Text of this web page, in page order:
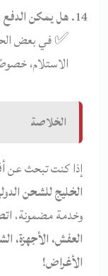
هل يمكن الدفع
✅ في بعض
الاستلام،
الخلاصة
إذا كنت تبحث عن
الخليج للشحن
وخدمة مضمونة،
العفش، الأجهزة،
الأغراض!